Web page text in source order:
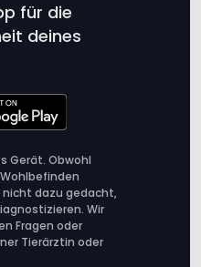
für die
deines
Gerät. Obwohl
dazu gedacht,
Wir
Fragen oder
Tierärztin oder